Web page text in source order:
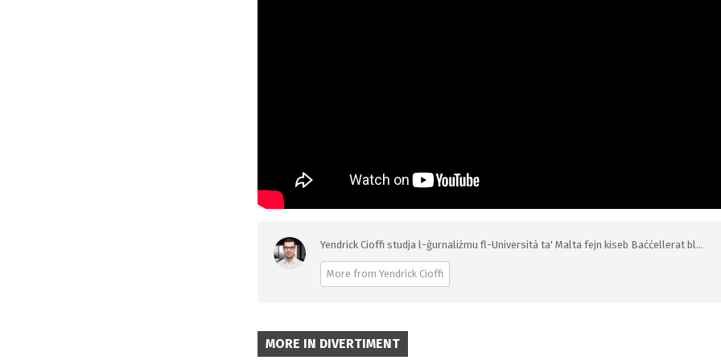
Yendrick Cioffi studja l-ġurnaliżmu fl-Università ta' Malta fejn kiseb Baċċellerat bl...
More from Yendrick Cioffi
MORE IN DIVERTIMENT